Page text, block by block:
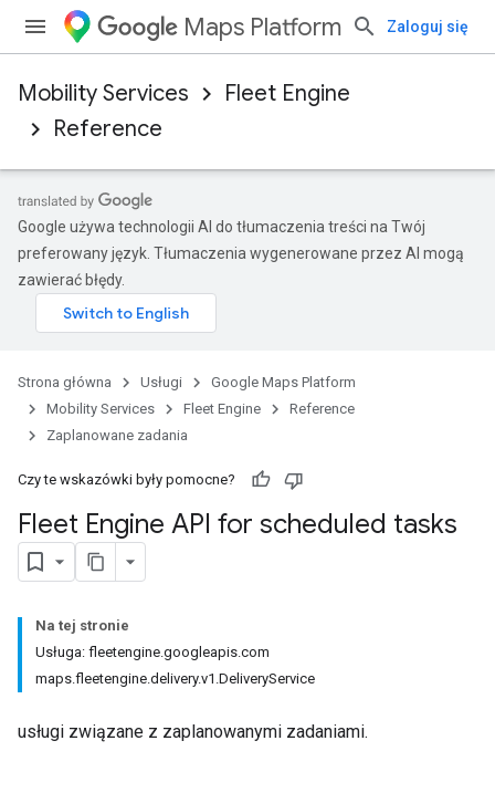
Maps Platform Zaloguj się
Mobility Services
Fleet Engine
Reference
Google używa technologii AI do tłumaczenia treści na Twój
preferowany język. Tłumaczenia wygenerowane przez AI mogą
zawierać błędy.
Strona główna Usługi
Google Maps Platform
Mobility Services
Fleet Engine
Reference
Zaplanowane zadania
Czy te wskazówki były pomocne?
Fleet Engine API for scheduled tasks
Na tej stronie
Usługa: fleetengine.googleapis.com
maps.fleetengine.delivery.v1.DeliveryService
usługi związane z zaplanowanymi zadaniami.